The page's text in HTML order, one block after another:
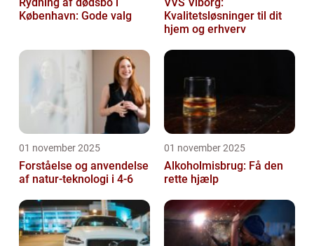
København: Gode valg
Kvalitetsløsninger til dit
hjem og erhverv
01 november 2025
Forståelse og anvendelse
af natur-teknologi i 4-6
01 november 2025
Alkoholmisbrug: Få den
rette hjælp